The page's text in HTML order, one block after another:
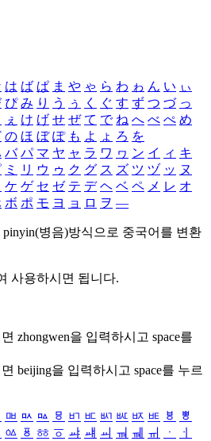
は ば ぱ ま や ゃ ら わ ゎ ん い ぃ
ぴ み り う ぅ く ぐ す ず つ づ っ
ぇ け げ せ ぜ て で ね へ べ ぺ め
の ほ ぼ ぽ も よ ょ ろ を
バ パ マ ヤ ャ ラ ワ ヮ ン イ ィ キ
ミ リ ウ ゥ ク グ ス ズ ツ ヅ ッ ヌ
ケ ゲ セ ゼ テ デ ヘ ベ ペ メ レ オ
ボ ポ モ ヨ ョ ロ ヲ ―
pinyin(병음)방식으로 중국어를 변환
사용하시면 됩니다.
zhongwen을 입력하시고 space를
beijing을 입력하시고 space를 누르
ㅮ ㅯ ㅰ ㅱ ㅲ ㅳ ㅴ ㅵ ㅶ ㅷ ㅸ
ㅹ
ㆃ ㆄ ㆅ ㆆ ㆇ ㆈ ㆉ ㆊ ㆋ ㆌ ㆍ
ㆎ